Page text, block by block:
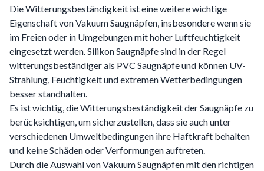
Die Witterungsbeständigkeit ist eine weitere wichtige
Eigenschaft von Vakuum Saugnäpfen, insbesondere wenn sie
im Freien oder in Umgebungen mit hoher Luftfeuchtigkeit
eingesetzt werden. Silikon Saugnäpfe sind in der Regel
witterungsbeständiger als PVC Saugnäpfe und können UV-
Strahlung, Feuchtigkeit und extremen Wetterbedingungen
besser standhalten.
Es ist wichtig, die Witterungsbeständigkeit der Saugnäpfe zu
berücksichtigen, um sicherzustellen, dass sie auch unter
verschiedenen Umweltbedingungen ihre Haftkraft behalten
und keine Schäden oder Verformungen auftreten.
Durch die Auswahl von Vakuum Saugnäpfen mit den richtigen